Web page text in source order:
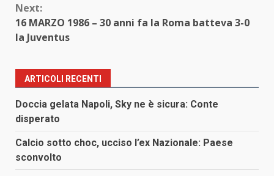
Next:
16 MARZO 1986 – 30 anni fa la Roma batteva 3-0
la Juventus
ARTICOLI RECENTI
Doccia gelata Napoli, Sky ne è sicura: Conte
disperato
Calcio sotto choc, ucciso l’ex Nazionale: Paese
sconvolto